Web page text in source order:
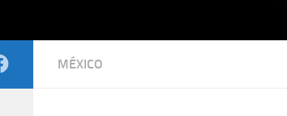
MÉXICO